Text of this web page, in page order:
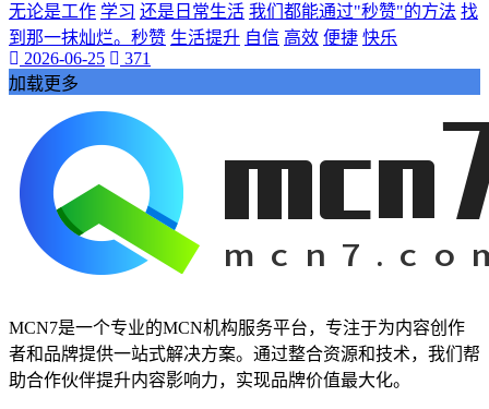
电子邮件营销
PPC
推广工具
抖音热度爆发
揭示其背后的巨大潜力。
还为我们的学习和工作提供了前所未有的便利。本文将带您深
入探索视频网页的魅力
视频网页已经成为我们日常生活中不可或缺的一部分。它不仅
改变了我们的娱乐方式
数字内容part1:在当今的数字化时代
网络娱乐
游戏物品
游戏高级资源
代挂玩家
无论是工作 学习 还是日常生活 我们都能通过"秒赞"的方法 找
到那一抹灿烂。秒赞 生活提升 自信 高效 便捷 快乐
2026-06-25
371
加载更多
MCN7是一个专业的MCN机构服务平台，专注于为内容创作
者和品牌提供一站式解决方案。通过整合资源和技术，我们帮
助合作伙伴提升内容影响力，实现品牌价值最大化。